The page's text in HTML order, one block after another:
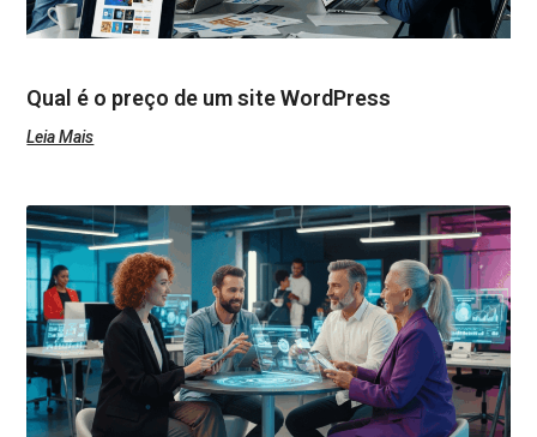
Qual é o preço de um site WordPress
Leia Mais